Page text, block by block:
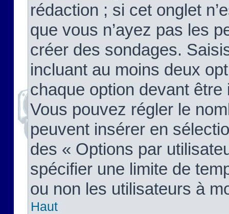
rédaction ; si cet onglet
que vous n’ayez pas les
créer des sondages.
incluant au moins deux
chaque option devant
Vous pouvez régler le
peuvent insérer en
des « Options par
spécifier une limite de
ou non les utilisateurs à
Haut